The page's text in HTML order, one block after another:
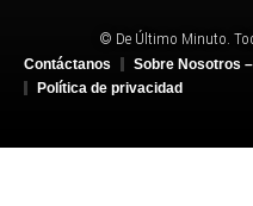
© De Último Minuto.
Contáctanos
Sobre Nosotros
Política de privacidad